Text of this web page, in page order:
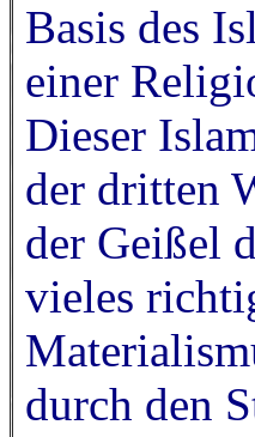
Basis des
einer
Dieser
der dritten
der Geißel
vieles
durch den